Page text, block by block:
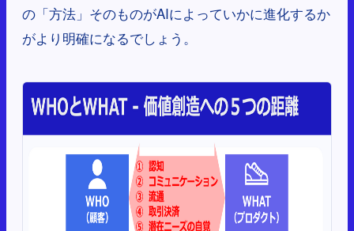
の「方法」そのものがAIによっていかに進化するか
がより明確になるでしょう。